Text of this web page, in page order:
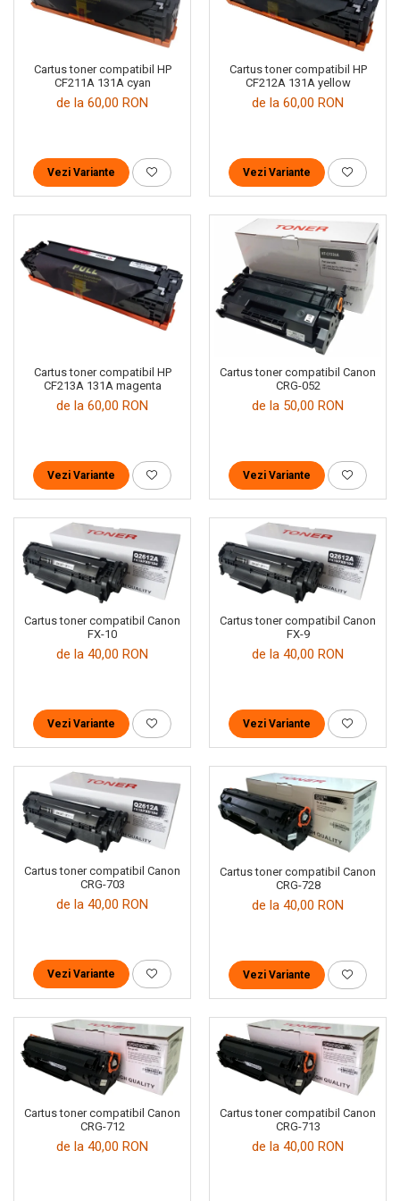
Cartus toner compatibil HP
CF211A 131A cyan
de la 60,00 RON
Vezi Variante
Cartus toner compatibil HP
CF212A 131A yellow
de la 60,00 RON
Vezi Variante
Cartus toner compatibil HP
CF213A 131A magenta
de la 60,00 RON
Vezi Variante
Cartus toner compatibil Canon
CRG-052
de la 50,00 RON
Vezi Variante
Cartus toner compatibil Canon
FX-10
de la 40,00 RON
Vezi Variante
Cartus toner compatibil Canon
FX-9
de la 40,00 RON
Vezi Variante
Cartus toner compatibil Canon
CRG-703
de la 40,00 RON
Vezi Variante
Cartus toner compatibil Canon
CRG-728
de la 40,00 RON
Vezi Variante
Cartus toner compatibil Canon
CRG-712
de la 40,00 RON
Cartus toner compatibil Canon
CRG-713
de la 40,00 RON